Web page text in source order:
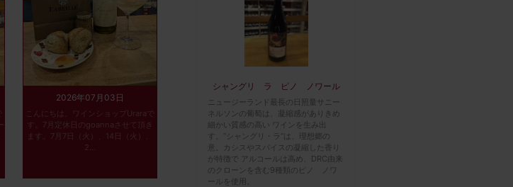
2026年07月03日
こんにちは、ワインショップUraraで
す。7月定休日のgoannaさせて頂き
ます。7月7日（火）、14日（火）、
2...
シャングリ ラ ピノ ノワール
ニュージーランド最長の日照量サニー
ネルソンの葡萄は、凝縮感がありきめ
細かい質感の高い ワインを生み出
す。”シャングリ・ラ”は、理想郷の
意。カシスやスパイスの凝縮した香り
が特徴で アルコールは高め、DRC由来
のクローンを含む9種類のピノ ノワ
ールを使用。